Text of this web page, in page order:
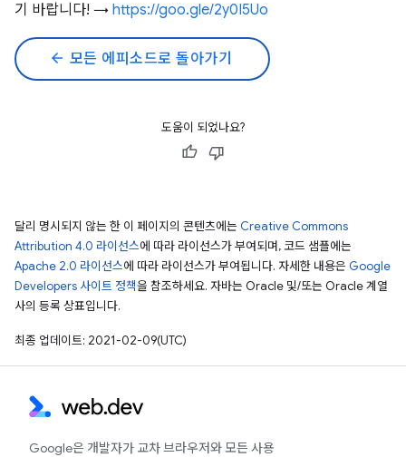
기 바랍니다! → https://goo.gle/2y0I5Uo
arrow_back 모든 에피소드로 돌아가기
도움이 되었나요?
달리 명시되지 않는 한 이 페이지의 콘텐츠에는 Creative Commons
Attribution 4.0 라이선스에 따라 라이선스가 부여되며, 코드 샘플에는
Apache 2.0 라이선스에 따라 라이선스가 부여됩니다. 자세한 내용은 Google
Developers 사이트 정책을 참조하세요. 자바는 Oracle 및/또는 Oracle 계열
사의 등록 상표입니다.
최종 업데이트: 2021-02-09(UTC)
Google은 개발자가 교차 브라우저와 모든 사용